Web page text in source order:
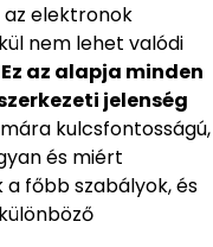
elektronok
nem lehet valódi
Ez az alapja minden
jelenség
kulcsfontosságú,
és miért
főbb szabályok, és